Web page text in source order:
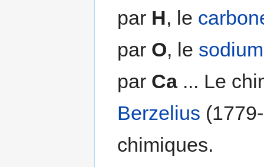
par H, le
par O, le sodium
par Ca... Le
Berzelius
chimiques.